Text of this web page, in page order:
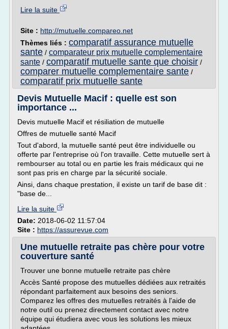
Lire la suite
Site : http://mutuelle.compareo.net
Thèmes liés : comparatif assurance mutuelle
sante / comparateur prix mutuelle complementaire
sante / comparatif mutuelle sante que choisir /
comparer mutuelle complementaire sante /
comparatif prix mutuelle sante
Devis Mutuelle Macif : quelle est son
importance ...
Devis mutuelle Macif et résiliation de mutuelle
Offres de mutuelle santé Macif
Tout d'abord, la mutuelle santé peut être individuelle ou
offerte par l'entreprise où l'on travaille. Cette mutuelle sert à
rembourser au total ou en partie les frais médicaux qui ne
sont pas pris en charge par la sécurité sociale.
Ainsi, dans chaque prestation, il existe un tarif de base dit :
"base de...
Lire la suite
Date: 2018-06-02 11:57:04
Site : https://assurevue.com
Une mutuelle retraite pas chère pour votre
couverture santé
Trouver une bonne mutuelle retraite pas chère
Accès Santé propose des mutuelles dédiées aux retraités
répondant parfaitement aux besoins des seniors.
Comparez les offres des mutuelles retraités à l'aide de
notre outil ou prenez directement contact avec notre
équipe qui étudiera avec vous les solutions les mieux